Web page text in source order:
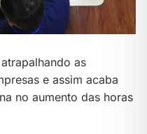
as
e assim acaba
no aumento das horas